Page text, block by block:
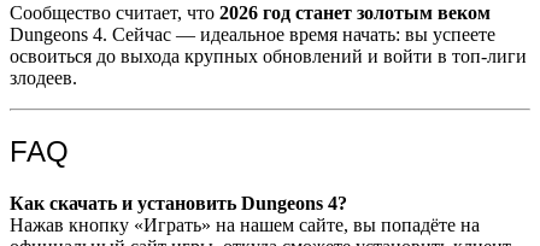
Сообщество считает, что 2026 год станет золотым веком
Dungeons 4. Сейчас — идеальное время начать: вы успеете
освоиться до выхода крупных обновлений и войти в топ-лиги
злодеев.
FAQ
Как скачать и установить Dungeons 4?
Нажав кнопку «Играть» на нашем сайте, вы попадёте на